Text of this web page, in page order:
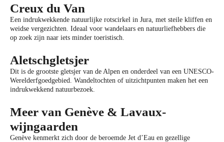
Creux du Van
Een indrukwekkende natuurlijke rotscirkel in Jura, met steile kliffen en
weidse vergezichten. Ideaal voor wandelaars en natuurliefhebbers die
op zoek zijn naar iets minder toeristisch.
Aletschgletsjer
Dit is de grootste gletsjer van de Alpen en onderdeel van een UNESCO-
Werelderfgoedgebied. Wandeltochten of uitzichtpunten maken het een
indrukwekkend natuurbezoek.
Meer van Genève & Lavaux-
wijngaarden
Genève kenmerkt zich door de beroemde Jet d’Eau en gezellige